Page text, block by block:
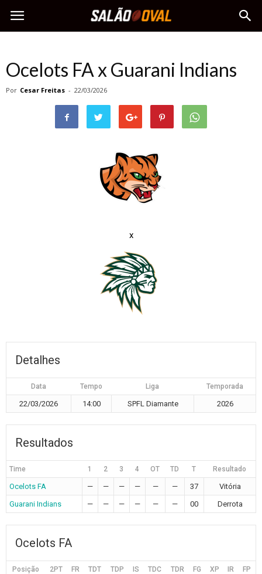
Ocelots FA x Guarani Indians
Por Cesar Freitas - 22/03/2026
x
Detalhes
Data Tempo Liga Temporada
22/03/2026 14:00 SPFL Diamante 2026
Resultados
Time 1 2 3 4 OT TD T Resultado
Ocelots FA — — — — — — 37
Vitória
Guarani Indians
— — — — — — 00 Derrota
Ocelots FA
Posição 2PT FR TDT TDP IS TDC TDR FG XP IR FP